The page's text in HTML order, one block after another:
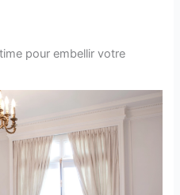
pour embellir votre